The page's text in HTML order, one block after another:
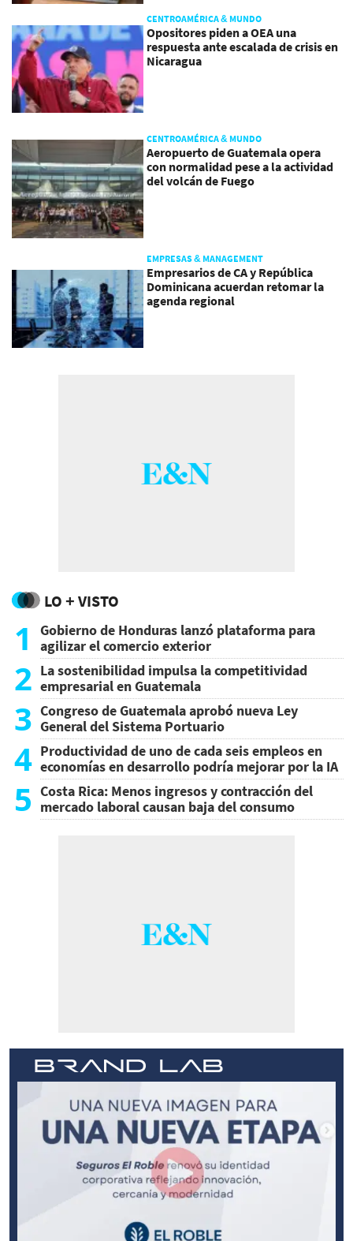
CENTROAMÉRICA & MUNDO
Opositores piden a OEA una
respuesta ante escalada de crisis en
Nicaragua
CENTROAMÉRICA & MUNDO
Aeropuerto de Guatemala opera
con normalidad pese a la actividad
del volcán de Fuego
EMPRESAS & MANAGEMENT
Empresarios de CA y República
Dominicana acuerdan retomar la
agenda regional
LO + VISTO
1
Gobierno de Honduras lanzó plataforma para
agilizar el comercio exterior
2 La sostenibilidad impulsa la competitividad
empresarial en Guatemala
3 Congreso de Guatemala aprobó nueva Ley
General del Sistema Portuario
4 Productividad de uno de cada seis empleos en
economías en desarrollo podría mejorar por la IA
5 Costa Rica: Menos ingresos y contracción del
mercado laboral causan baja del consumo